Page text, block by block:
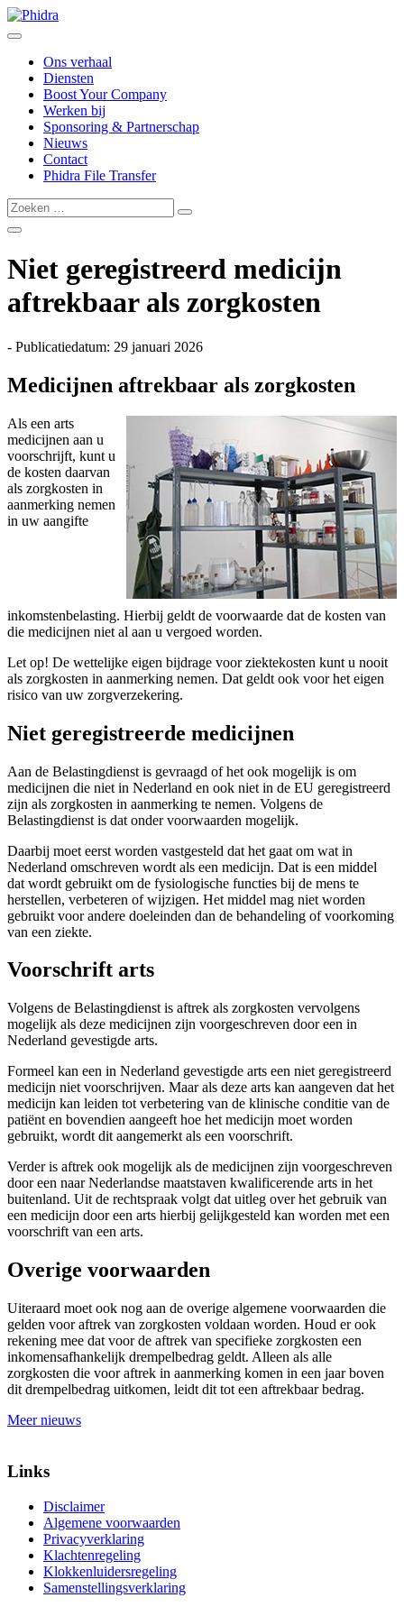
Ons verhaal
Diensten
Boost Your Company
Werken bij
Sponsoring & Partnerschap
Nieuws
Contact
Phidra File Transfer
Niet geregistreerd medicijn
aftrekbaar als zorgkosten
- Publicatiedatum: 29 januari 2026
Medicijnen aftrekbaar als zorgkosten
Als een arts
medicijnen aan u
voorschrijft, kunt u
de kosten daarvan
als zorgkosten in
aanmerking nemen
in uw aangifte
inkomstenbelasting. Hierbij geldt de voorwaarde dat de kosten van
die medicijnen niet al aan u vergoed worden.
Let op! De wettelijke eigen bijdrage voor ziektekosten kunt u nooit
als zorgkosten in aanmerking nemen. Dat geldt ook voor het eigen
risico van uw zorgverzekering.
Niet geregistreerde medicijnen
Aan de Belastingdienst is gevraagd of het ook mogelijk is om
medicijnen die niet in Nederland en ook niet in de EU geregistreerd
zijn als zorgkosten in aanmerking te nemen. Volgens de
Belastingdienst is dat onder voorwaarden mogelijk.
Daarbij moet eerst worden vastgesteld dat het gaat om wat in
Nederland omschreven wordt als een medicijn. Dat is een middel
dat wordt gebruikt om de fysiologische functies bij de mens te
herstellen, verbeteren of wijzigen. Het middel mag niet worden
gebruikt voor andere doeleinden dan de behandeling of voorkoming
van een ziekte.
Voorschrift arts
Volgens de Belastingdienst is aftrek als zorgkosten vervolgens
mogelijk als deze medicijnen zijn voorgeschreven door een in
Nederland gevestigde arts.
Formeel kan een in Nederland gevestigde arts een niet geregistreerd
medicijn niet voorschrijven. Maar als deze arts kan aangeven dat het
medicijn kan leiden tot verbetering van de klinische conditie van de
patiënt en bovendien aangeeft hoe het medicijn moet worden
gebruikt, wordt dit aangemerkt als een voorschrift.
Verder is aftrek ook mogelijk als de medicijnen zijn voorgeschreven
door een naar Nederlandse maatstaven kwalificerende arts in het
buitenland. Uit de rechtspraak volgt dat uitleg over het gebruik van
een medicijn door een arts hierbij gelijkgesteld kan worden met een
voorschrift van een arts.
Overige voorwaarden
Uiteraard moet ook nog aan de overige algemene voorwaarden die
gelden voor aftrek van zorgkosten voldaan worden. Houd er ook
rekening mee dat voor de aftrek van specifieke zorgkosten een
inkomensafhankelijk drempelbedrag geldt. Alleen als alle
zorgkosten die voor aftrek in aanmerking komen in een jaar boven
dit drempelbedrag uitkomen, leidt dit tot een aftrekbaar bedrag.
Meer nieuws
Links
Disclaimer
Algemene voorwaarden
Privacyverklaring
Klachtenregeling
Klokkenluidersregeling
Samenstellingsverklaring